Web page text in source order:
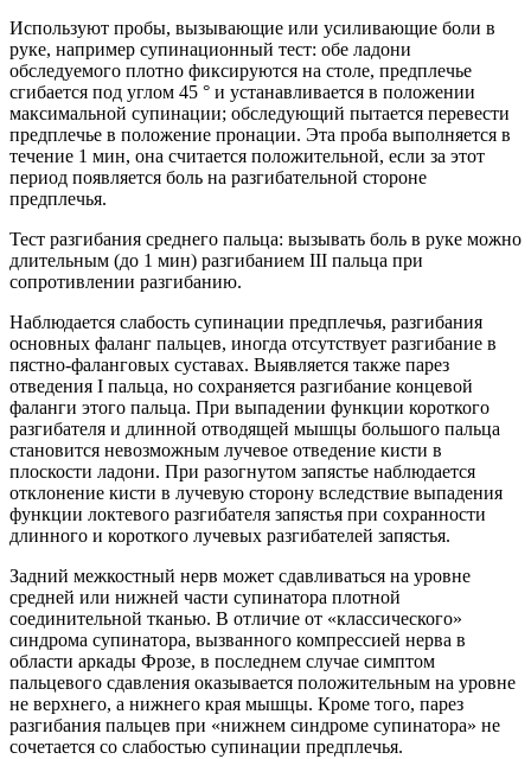
Используют пробы, вызывающие или усиливающие боли в
руке, например супинационный тест: обе ладони
обследуемого плотно фиксируются на столе, предплечье
сгибается под углом 45 ° и устанавливается в положении
максимальной супинации; обследующий пытается перевести
предплечье в положение пронации. Эта проба выполняется в
течение 1 мин, она считается положительной, если за этот
период появляется боль на разгибательной стороне
предплечья.
Тест разгибания среднего пальца: вызывать боль в руке можно
длительным (до 1 мин) разгибанием III пальца при
сопротивлении разгибанию.
Наблюдается слабость супинации предплечья, разгибания
основных фаланг пальцев, иногда отсутствует разгибание в
пястно-фаланговых суставах. Выявляется также парез
отведения I пальца, но сохраняется разгибание концевой
фаланги этого пальца. При выпадении функции короткого
разгибателя и длинной отводящей мышцы большого пальца
становится невозможным лучевое отведение кисти в
плоскости ладони. При разогнутом запястье наблюдается
отклонение кисти в лучевую сторону вследствие выпадения
функции локтевого разгибателя запястья при сохранности
длинного и короткого лучевых разгибателей запястья.
Задний межкостный нерв может сдавливаться на уровне
средней или нижней части супинатора плотной
соединительной тканью. В отличие от «классического»
синдрома супинатора, вызванного компрессией нерва в
области аркады Фрозе, в последнем случае симптом
пальцевого сдавления оказывается положительным на уровне
не верхнего, а нижнего края мышцы. Кроме того, парез
разгибания пальцев при «нижнем синдроме супинатора» не
сочетается со слабостью супинации предплечья.